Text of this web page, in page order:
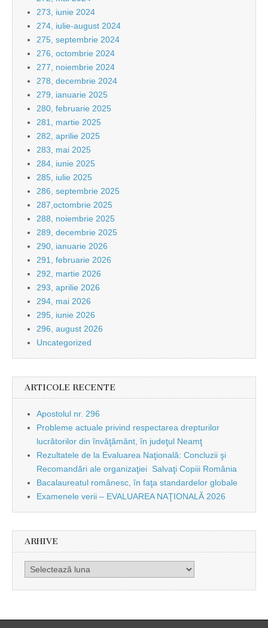
273, iunie 2024
274, iulie-august 2024
275, septembrie 2024
276, octombrie 2024
277, noiembrie 2024
278, decembrie 2024
279, ianuarie 2025
280, februarie 2025
281, martie 2025
282, aprilie 2025
283, mai 2025
284, iunie 2025
285, iulie 2025
286, septembrie 2025
287,octombrie 2025
288, noiembrie 2025
289, decembrie 2025
290, ianuarie 2026
291, februarie 2026
292, martie 2026
293, aprilie 2026
294, mai 2026
295, iunie 2026
296, august 2026
Uncategorized
ARTICOLE RECENTE
Apostolul nr. 296
Probleme actuale privind respectarea drepturilor
lucrătorilor din învăţământ, în judeţul Neamţ
Rezultatele de la Evaluarea Naţională: Concluzii şi
Recomandări ale organizaţiei Salvaţi Copiii România
Bacalaureatul românesc, în faţa standardelor globale
Examenele verii – EVALUAREA NAŢIONALĂ 2026
ARHIVE
Arhive